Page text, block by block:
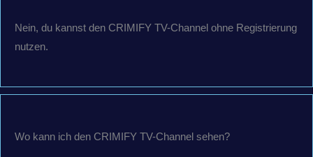
Nein, du kannst den CRIMIFY TV-Channel ohne Registrierung
nutzen.
Wo kann ich den CRIMIFY TV-Channel sehen?